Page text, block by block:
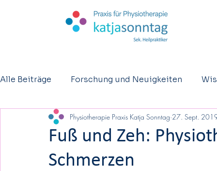
Alle Beiträge Forschung und Neuigkeiten
Kurzberichte Osteopathie Eltern -
Fuß und Zeh:
Schmerzen
Physiotherapie Praxis Katja Sonntag 27. Sept.